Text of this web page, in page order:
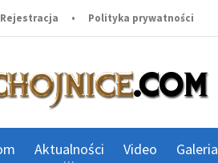
Rejestracja • Polityka prywatności
Aktualności Video Galeria